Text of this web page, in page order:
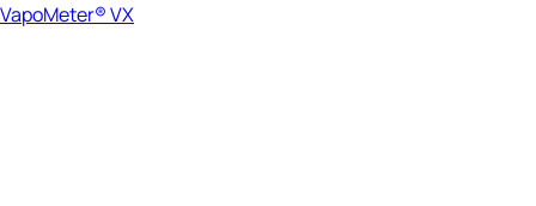
VapoMeter® VX